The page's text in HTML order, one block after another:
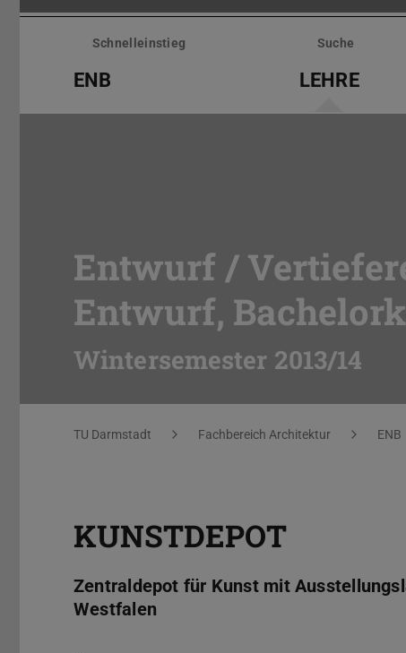
Menü
überspringenSchnelleinstieg Suche
ENB LEHRE
Entwurf /
Entwurf,
Wintersemester 2013/14
Sie befinden sich hier:
TU Darmstadt Fachbereich Architektur ENB
KUNSTDEPOT
Zentraldepot für Kunst mit
Westfalen